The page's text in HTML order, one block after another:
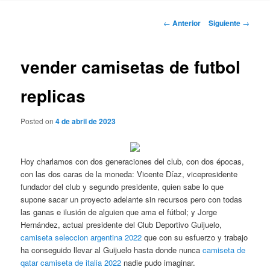
Navegación
← Anterior Siguiente →
vender camisetas de futbol
replicas
Posted on4 de abril de 2023
Hoy charlamos con dos generaciones del club, con dos épocas,
con las dos caras de la moneda: Vicente Díaz, vicepresidente
fundador del club y segundo presidente, quien sabe lo que
supone sacar un proyecto adelante sin recursos pero con todas
las ganas e ilusión de alguien que ama el fútbol; y Jorge
Hernández, actual presidente del Club Deportivo Guijuelo,
camiseta seleccion argentina 2022 que con su esfuerzo y trabajo
ha conseguido llevar al Guijuelo hasta donde nuncacamiseta de
qatar camiseta de italia 2022 nadie pudo imaginar.